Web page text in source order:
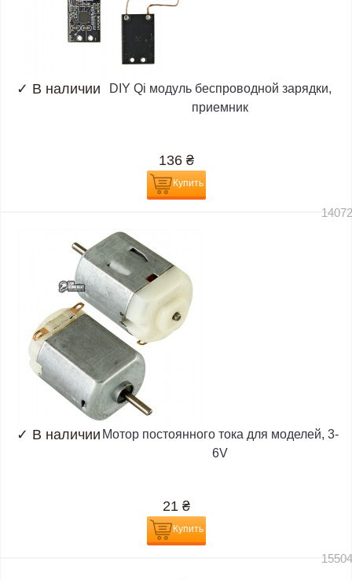
✓ В наличии
DIY Qi модуль беспроводной зарядки,
приемник
136 ₴
Купить
✓ В наличии Мотор постоянного тока для моделей, 3-
6V
21 ₴
Купить